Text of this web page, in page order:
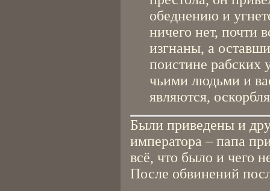
обеднению и
ничего нет, почти
изгнаны, а
поистине рабских
чьими людьми и
являются,
Были приведены и
императора – папа
всё, что было и чего
После обвинений